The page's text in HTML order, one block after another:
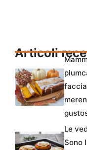
Articoli
Le
Sono